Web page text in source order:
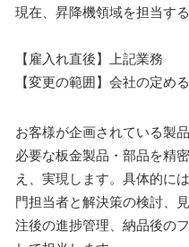
現在、昇降機領域を担当す
【雇入れ直後】上記業務
【変更の範囲】会社の定め
お客様が企画されている製
必要な板金製品・部品を精
え、実現します。具体的に
門担当者と解決策の検討、
注後の進捗管理、納品後の